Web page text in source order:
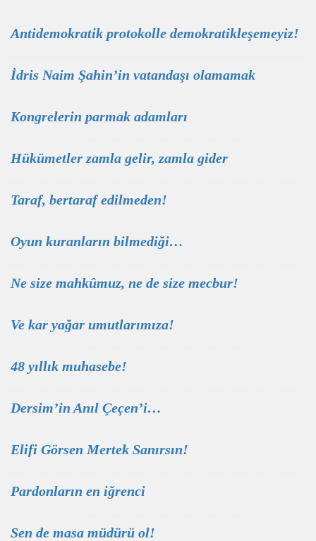
Antidemokratik protokolle demokratikleşemeyiz!
İdris Naim Şahin’in vatandaşı olamamak
Kongrelerin parmak adamları
Hükümetler zamla gelir, zamla gider
Taraf, bertaraf edilmeden!
Oyun kuranların bilmediği…
Ne size mahkûmuz, ne de size mecbur!
Ve kar yağar umutlarımıza!
48 yıllık muhasebe!
Dersim’in Anıl Çeçen’i…
Elifi Görsen Mertek Sanırsın!
Pardonların en iğrenci
Sen de masa müdürü ol!